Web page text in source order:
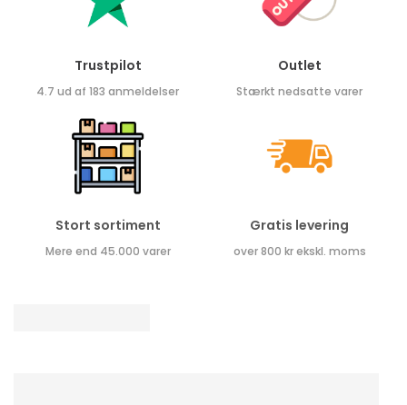
Trustpilot
4.7 ud af 183 anmeldelser
Outlet
Stærkt nedsatte varer
Stort sortiment
Mere end 45.000 varer
Gratis levering
over 800 kr ekskl. moms